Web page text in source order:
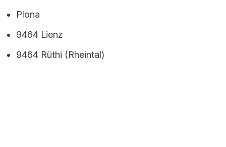
Plona
9464 Lienz
9464 Rüthi (Rheintal)